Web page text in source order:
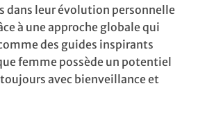
dans leur évolution personnelle
à une approche globale qui
des guides inspirants
femme possède un potentiel
avec bienveillance et